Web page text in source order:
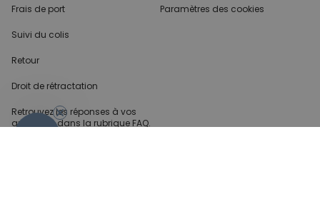
Frais de port
Suivi du colis
Retour
Droit de rétractation
Retrouvez les réponses à vos
questions dans la rubrique FAQ.
Paramètres des cookies
- 10%